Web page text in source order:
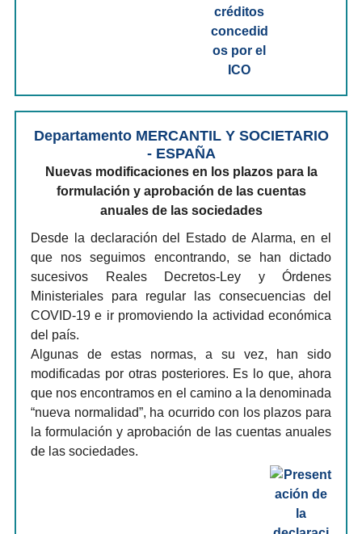
Departamento MERCANTIL Y SOCIETARIO
- ESPAÑA
Nuevas modificaciones en los plazos para la
formulación y aprobación de las cuentas
anuales de las sociedades
Desde la declaración del Estado de Alarma, en el
que nos seguimos encontrando, se han dictado
sucesivos Reales Decretos-Ley y Órdenes
Ministeriales para regular las consecuencias del
COVID-19 e ir promoviendo la actividad económica
del país.
Algunas de estas normas, a su vez, han sido
modificadas por otras posteriores. Es lo que, ahora
que nos encontramos en el camino a la denominada
“nueva normalidad”, ha ocurrido con los plazos para
la formulación y aprobación de las cuentas anuales
de las sociedades.